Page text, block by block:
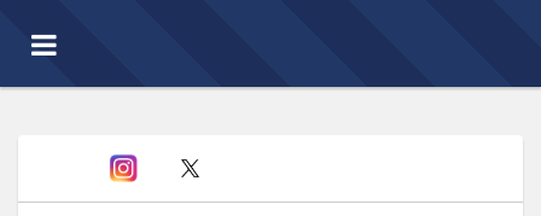
Toggle
navigation